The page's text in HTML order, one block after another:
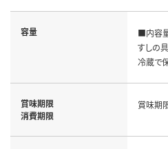
容量
■内容
すしの
冷蔵で
賞味期限
消費期限
賞味期